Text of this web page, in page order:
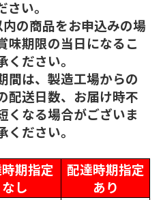
い。
の商品をお申込みの場
味期限の当日になるこ
ださい。
は、製造工場からの
配送日数、お届け時不
くなる場合がございま
ださい。
期指定
なし
配達時期指定
あり